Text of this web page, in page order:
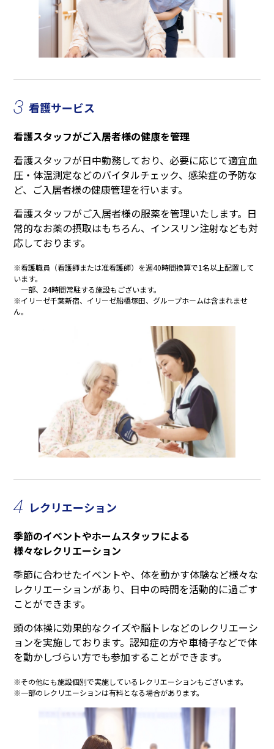
3 看護サービス
看護スタッフがご入居者様の健康を管理
看護スタッフが日中勤務しており、必要に応じて適宜血
圧・体温測定などのバイタルチェック、感染症の予防な
ど、ご入居者様の健康管理を行います。
看護スタッフがご入居者様の服薬を管理いたします。日
常的なお薬の摂取はもちろん、インスリン注射なども対
応しております。
※看護職員（看護師または准看護師）を週40時間換算で1名以上配置して
います。
一部、24時間常駐する施設もございます。
※イリーゼ千葉新宿、イリーゼ船橋塚田、グループホームは含まれませ
ん。
4 レクリエーション
季節のイベントやホームスタッフによる
様々なレクリエーション
季節に合わせたイベントや、体を動かす体験など様々な
レクリエーションがあり、日中の時間を活動的に過ごす
ことができます。
頭の体操に効果的なクイズや脳トレなどのレクリエーシ
ョンを実施しております。認知症の方や車椅子などで体
を動かしづらい方でも参加することができます。
※その他にも施設個別で実施しているレクリエーションもございます。
※一部のレクリエーションは有料となる場合があります。